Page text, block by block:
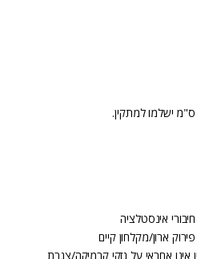
אינסטלציה
ארון/מקלחון קיים
אינו אחראי על נזקי קרמיקה/צנרת